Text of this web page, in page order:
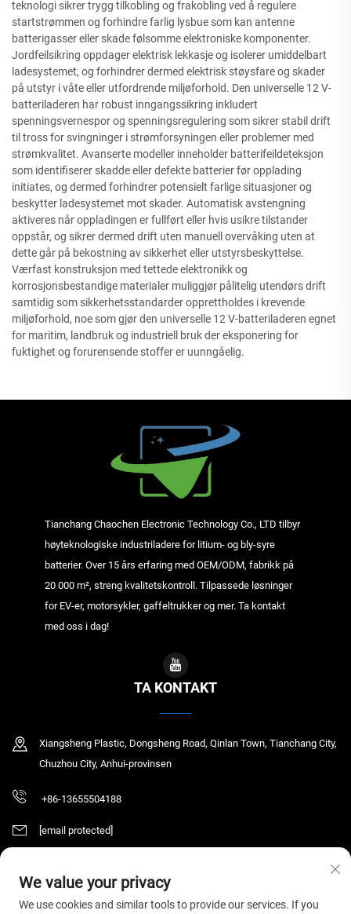
teknologi sikrer trygg tilkobling og frakobling ved å regulere
startstrømmen og forhindre farlig lysbue som kan antenne
batterigasser eller skade følsomme elektroniske komponenter.
Jordfeilsikring oppdager elektrisk lekkasje og isolerer umiddelbart
ladesystemet, og forhindrer dermed elektrisk støysfare og skader
på utstyr i våte eller utfordrende miljøforhold. Den universelle 12 V-
batteriladeren har robust inngangssikring inkludert
spenningsvernespor og spenningsregulering som sikrer stabil drift
til tross for svingninger i strømforsyningen eller problemer med
strømkvalitet. Avanserte modeller inneholder batterifeildeteksjon
som identifiserer skadde eller defekte batterier før opplading
initiates, og dermed forhindrer potensielt farlige situasjoner og
beskytter ladesystemet mot skader. Automatisk avstengning
aktiveres når oppladingen er fullført eller hvis usikre tilstander
oppstår, og sikrer dermed drift uten manuell overvåking uten at
dette går på bekostning av sikkerhet eller utstyrsbeskyttelse.
Værfast konstruksjon med tettede elektronikk og
korrosjonsbestandige materialer muliggjør pålitelig utendørs drift
samtidig som sikkerhetsstandarder opprettholdes i krevende
miljøforhold, noe som gjør den universelle 12 V-batteriladeren egnet
for maritim, landbruk og industriell bruk der eksponering for
fuktighet og forurensende stoffer er uunngåelig.
Tianchang Chaochen Electronic Technology Co., LTD tilbyr
høyteknologiske industriladere for litium- og bly-syre
batterier. Over 15 års erfaring med OEM/ODM, fabrikk på
20 000 m², streng kvalitetskontroll. Tilpassede løsninger
for EV-er, motorsykler, gaffeltrukker og mer. Ta kontakt
med oss i dag!
TA KONTAKT
Xiangsheng Plastic, Dongsheng Road, Qinlan Town, Tianchang City,
Chuzhou City, Anhui-provinsen
+86-13655504188
[email protected]
Copyright © 2025 Tianchang Chaochen Electronic Technology Co., LTD. Alle
We value your privacy
We use cookies and similar tools to provide our services. If you